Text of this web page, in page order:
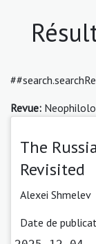
Revue:
The
Revisited
Alexei Shmelev
Date de